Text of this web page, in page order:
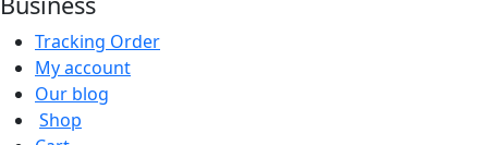
Tracking Order
My account
Our blog
Shop